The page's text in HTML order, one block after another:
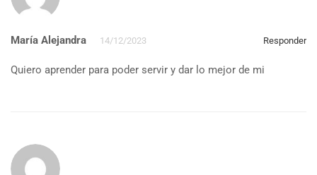
María Alejandra 14/12/2023 Responder
Quiero aprender para poder servir y dar lo mejor de mi